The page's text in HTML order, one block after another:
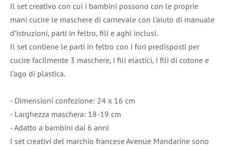
Il set creativo con cui i bambini possono con le proprie
mani cucire le maschere di carnevale con l'aiuto di manuale
d’istruzioni, parti in feltro, fili e aghi inclusi.
Il set contiene le parti in feltro con i fori predisposti per
cucire facilmente 3 maschere, i fili elastici, i fili di cotone e
l’ago di plastica.
- Dimensioni confezione: 24 x 16 cm
- Larghezza maschera: 18-19 cm
- Adatto a bambini dai 6 anni
I set creativi del marchio francese Avenue Mandarine sono